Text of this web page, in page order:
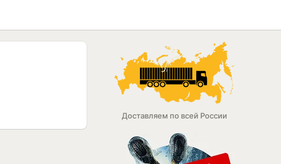
Доставляем по всей России